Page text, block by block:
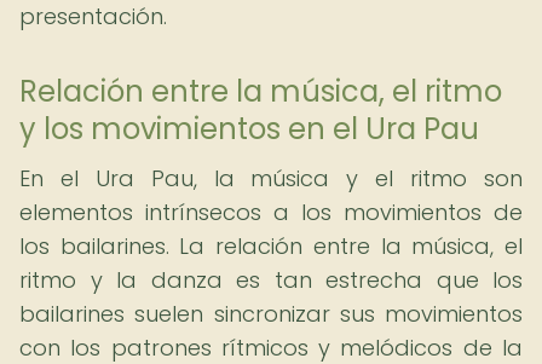
presentación.
Relación entre la música, el ritmo
y los movimientos en el Ura Pau
En el Ura Pau, la música y el ritmo son
elementos intrínsecos a los movimientos de
los bailarines. La relación entre la música, el
ritmo y la danza es tan estrecha que los
bailarines suelen sincronizar sus movimientos
con los patrones rítmicos y melódicos de la